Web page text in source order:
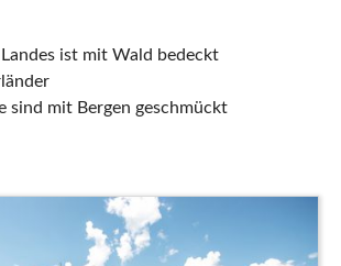
ist mit Wald bedeckt
sind mit Bergen geschmückt